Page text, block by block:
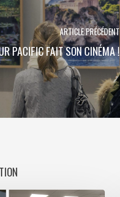
ARTICLE PRÉCÉDENT
PACIFIC FAIT SON CINÉMA !